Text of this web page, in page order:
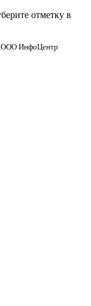
отметку в
ИнфоЦентр